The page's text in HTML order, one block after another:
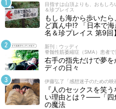
目指すは山頂よりも、おもし
＆珍プレイス
もしも海から歩いた
ど真ん中!? 「日本で
名＆珍プレイス 第9回】
新刊 : ウッディ
脊髄性筋萎縮症（SMA）患者
右手の指先だけで夢
ディの日々
伊藤弘了「感想迷子のための映
『人のセックスを笑
い理由とは？――「四
の魔法